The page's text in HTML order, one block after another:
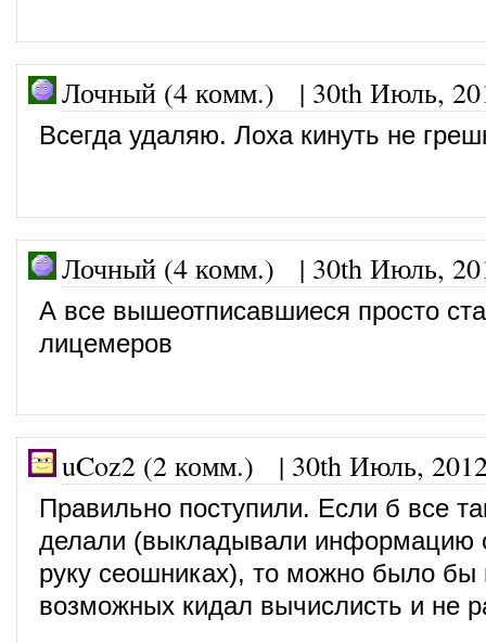
Лочный (4 комм.) | 30th Июль,
Всегда удаляю. Лоха кинуть не
Лочный (4 комм.) | 30th Июль,
А все вышеотписавшиеся просто
лицемеров
uCoz2 (2 комм.) | 30th Июль,
Правильно поступили. Если б все
делали (выкладывали информацию
руку сеошниках), то можно было бы
возможных кидал вычислисть и не